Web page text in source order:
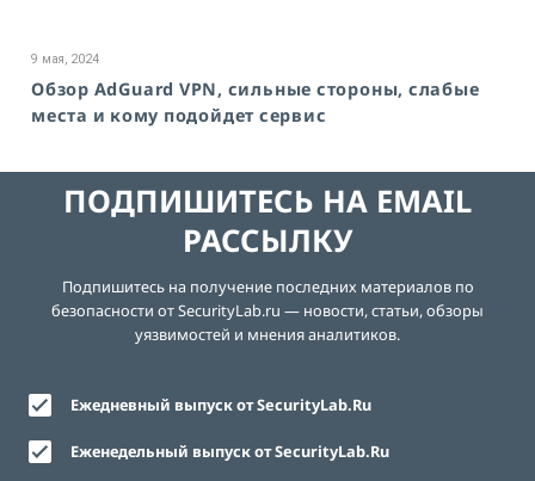
9 мая, 2024
Обзор AdGuard VPN, сильные стороны, слабые
места и кому подойдет сервис
ПОДПИШИТЕСЬ НА EMAIL
РАССЫЛКУ
Подпишитесь на получение последних материалов по
безопасности от SecurityLab.ru — новости, статьи, обзоры
уязвимостей и мнения аналитиков.
Ежедневный выпуск от SecurityLab.Ru
Еженедельный выпуск от SecurityLab.Ru